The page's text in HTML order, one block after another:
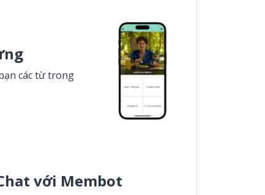
các từ trong
với Membot